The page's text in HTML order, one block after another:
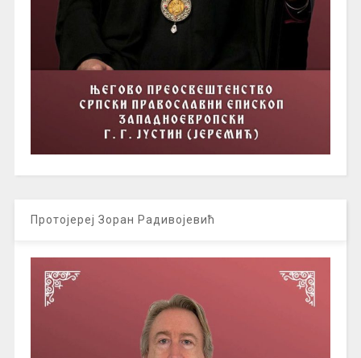
Протојереј Зоран Радивојевић